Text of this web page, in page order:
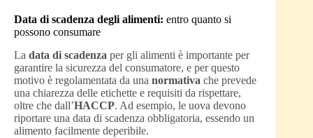
Data di scadenza degli alimenti: entro quanto si
possono consumare
La data di scadenza per gli alimenti è importante per
garantire la sicurezza del consumatore, e per questo
motivo è regolamentata da una normativa che prevede
una chiarezza delle etichette e requisiti da rispettare,
oltre che dall’HACCP. Ad esempio, le uova devono
riportare una data di scadenza obbligatoria, essendo un
alimento facilmente deperibile.